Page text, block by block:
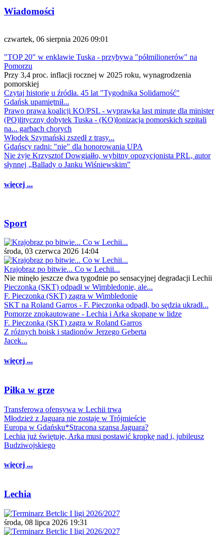
Wiadomości
czwartek, 06 sierpnia 2026 09:01
"TOP 20" w enklawie Tuska - przybywa "półmilionerów" na
Pomorzu
Przy 3,4 proc. inflacji rocznej w 2025 roku, wynagrodzenia
pomorskiej
Czytaj historię u źródła. 45 lat "Tygodnika Solidarność"
Gdańsk upamiętnił...
Prawo prawa koalicji KO/PSL - wyprawka last minute dla minister
(PO)lityczny dobytek Tuska - (KO)lonizacja pomorskich szpitali
na... garbach chorych
Włodek Szymański zszedł z trasy...
Gdańscy radni: "nie" dla honorowania UPA
Nie żyje Krzysztof Dowgiałło, wybitny opozycjonista PRL, autor
słynnej „Ballady o Janku Wiśniewskim”
więcej ...
Sport
środa, 03 czerwca 2026 14:04
Krajobraz po bitwie... Co w Lechii...
Nie minęło jeszcze dwa tygodnie po sensacyjnej degradacji Lechii
Pieczonka (SKT) odpadł w Wimbledonie, ale...
F. Pieczonka (SKT) zagra w Wimbledonie
SKT na Roland Garros - F. Pieczonka odpadł, bo sędzia ukradł...
Pomorze znokautowane - Lechia i Arka skopane w lidze
F. Pieczonka (SKT) zagra w Roland Garros
Z różnych boisk i stadionów Jerzego Geberta
Jacek...
więcej ...
Piłka w grze
Transferowa ofensywa w Lechii trwa
Młodzież z Jaguara nie zostaje w Trójmieście
Europa w Gdańsku*Stracona szansa Jaguara?
Lechia już świętuje, Arka musi postawić kropkę nad i, jubileusz
Budziwojskiego
więcej ...
Lechia
środa, 08 lipca 2026 19:31